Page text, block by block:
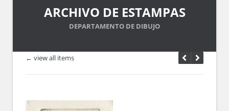
ARCHIVO DE ESTAMPAS
DEPARTAMENTO DE DIBUJO
← view all items